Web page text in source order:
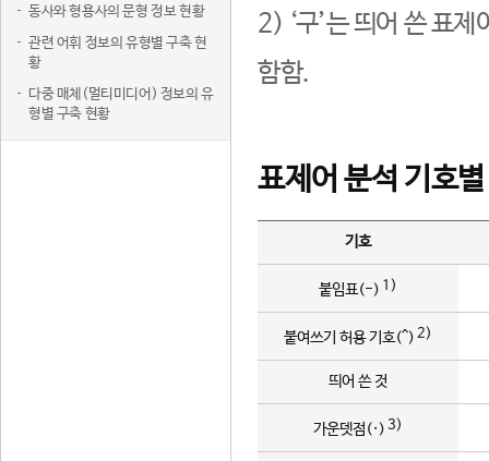
동사와 형용사의 문형 정보 현황
관련 어휘 정보의 유형별 구축 현
황
다중 매체(멀티미디어) 정보의 유
형별 구축 현황
2) ‘구’는 띄어 쓴 표
함함.
표제어 분석 기호
기호
붙임표(-) 1)
붙여쓰기 허용 기호(^) 2)
띄어 쓴 것
가운뎃점(·) 3)